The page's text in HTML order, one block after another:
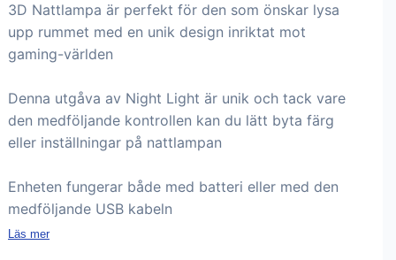
3D Nattlampa är perfekt för den som önskar lysa
upp rummet med en unik design inriktat mot
gaming-världen
Denna utgåva av Night Light är unik och tack vare
den medföljande kontrollen kan du lätt byta färg
eller inställningar på nattlampan
Enheten fungerar både med batteri eller med den
medföljande USB kabeln
Läs mer